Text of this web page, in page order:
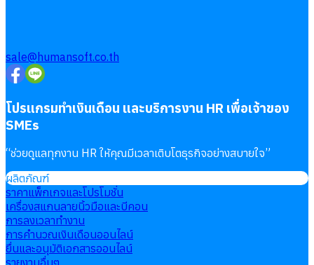
sale@humansoft.co.th
โปรแกรมทำเงินเดือน และบริการงาน HR เพื่อเจ้าของ
SMEs
“ช่วยดูแลทุกงาน HR ให้คุณมีเวลาเติบโตธุรกิจอย่างสบายใจ”
ผลิตภัณฑ์
ราคาแพ็กเกจและโปรโมชั่น
เครื่องสแกนลายนิ้วมือและบีคอน
การลงเวลาทำงาน
การคำนวณเงินเดือนออนไลน์
ยื่นและอนุมัติเอกสารออนไลน์